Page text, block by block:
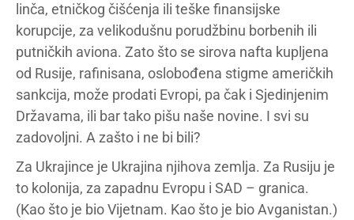
linča, etničkog čišćenja ili teške finansijske
korupcije, za velikodušnu porudžbinu borbenih ili
putničkih aviona. Zato što se sirova nafta kupljena
od Rusije, rafinisana, oslobođena stigme američkih
sankcija, može prodati Evropi, pa čak i Sjedinjenim
Državama, ili bar tako pišu naše novine. I svi su
zadovoljni. A zašto i ne bi bili?
Za Ukrajince je Ukrajina njihova zemlja. Za Rusiju je
to kolonija, za zapadnu Evropu i SAD – granica.
(Kao što je bio Vijetnam. Kao što je bio Avganistan.)